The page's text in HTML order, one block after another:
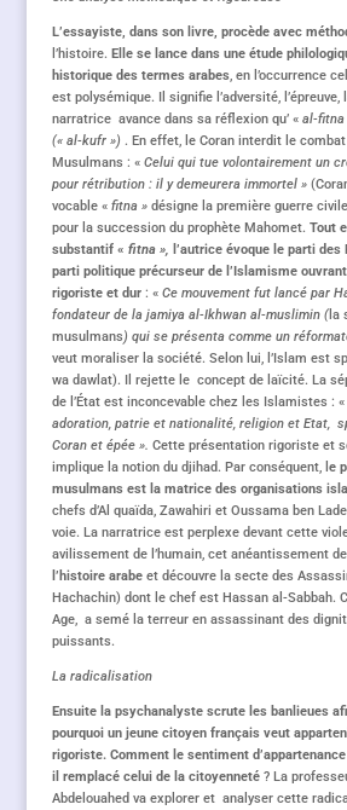
L’essayiste, dans son livre, procède avec
l’histoire. Elle se lance dans une étude
historique des termes arabes, en l’occurrence
est polysémique. Il signifie l’adversité,
narratrice avance dans sa réflexion qu’ « al-fitna
(« al-kufr ») . En effet, le Coran interdit le
Musulmans : « Celui qui tue volontairement un
pour rétribution : il y demeurera immortel »
vocable « fitna » désigne la première guerre
pour la succession du prophète Mahomet. Tout
substantif « fitna », l’autrice évoque le parti
parti politique précurseur de l’Islamisme
rigoriste et dur: « Ce mouvement fut lancé par
fondateur de la jamiya al-Ikhwan al-muslimin (la
musulmans) qui se présenta comme un
veut moraliser la société. Selon lui, l’Islam est
wa dawlat). Il rejette le concept de laïcité. La
de l’État est inconcevable chez les Islamistes : «
adoration, patrie et nationalité, religion et Etat,
Coran et épée ». Cette présentation rigoriste et
implique la notion du djihad. Par conséquent, l e
musulmans est la matrice des organisations
chefs d’Al quaïda, Zawahiri et Oussama ben
voie. La narratrice est perplexe devant cette
avilissement de l’humain, cet anéantissement
l’histoire arabeet découvre la secte des
Hachachin) dont le chef est Hassan al-Sabbah.
Age, a semé la terreur en assassinant des
puissants.
La radicalisation
Ensuite la psychanalyste scrute les banlieues
pourquoi un jeune citoyen français veut
rigoriste. Comment le sentiment
il remplacé celui de la citoyenneté? La
Abdelouahed va explorer et analyser cette